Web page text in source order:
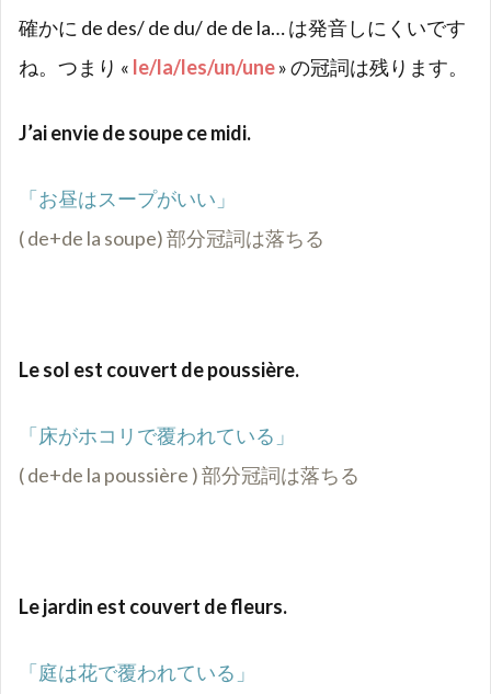
確かに de des/ de du/ de de la… は発音しにくいです
ね。つまり « le/la/les/un/une» の冠詞は残ります。
J’ai envie de soupe ce midi.
「お昼はスープがいい」
( de+de la soupe) 部分冠詞は落ちる
Le sol est couvert de poussière.
「床がホコリで覆われている」
( de+de la poussière ) 部分冠詞は落ちる
Le jardin est couvert de fleurs.
「庭は花で覆われている」